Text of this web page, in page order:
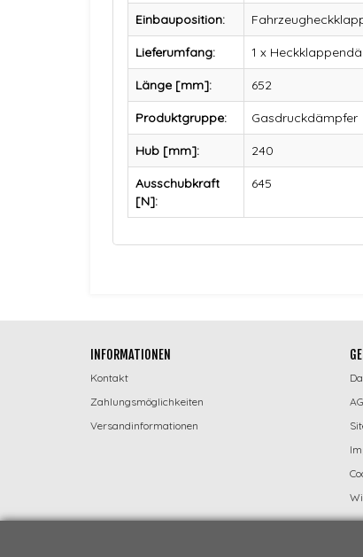
Einbauposition:
Lieferumfang: 1 x
Länge [mm]: 652
Produktgruppe: Gasdruckdämpfer
Hub [mm]: 240
Ausschubkraft
[N]:
645
INFORMATIONEN
Kontakt
Zahlungsmöglichkeiten
Versandinformationen